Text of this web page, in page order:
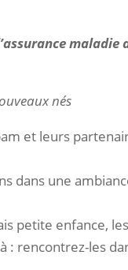
maladie
nés
et leurs
dans une
petite enfance,
: rencontrez-les